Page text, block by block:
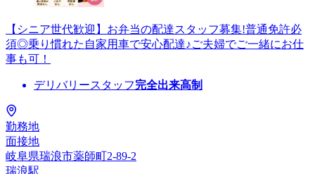
【シニア世代歓迎】お弁当の配達スタッフ募集!普通免許必
須◎乗り慣れた自家用車で安心配達♪ご夫婦でご一緒にお仕
事も可！
デリバリースタッフ完全出来高制
勤務地
面接地
岐阜県瑞浪市薬師町2-89-2
瑞浪駅